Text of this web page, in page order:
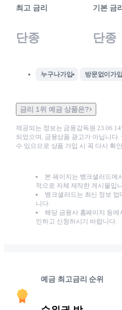
최고 금리
단종
기본 금
단종
누구나가입 방문없이가입
금리 1위 예금 상품은?
제공되는 정보는 금융감독원23.06.14
되었으며, 금융상품 광고가 아닙니다
수 있으므로 상품 가입 시 꼭 다시 확
본 페이지는 뱅크샐러드에
적으로 자체 제작한 게시물입
뱅크샐러드는 최신 정보
니다.
해당 금융사 홈페이지 등
인하고 신청하시기 바랍니다.
예금 최고금리 순위